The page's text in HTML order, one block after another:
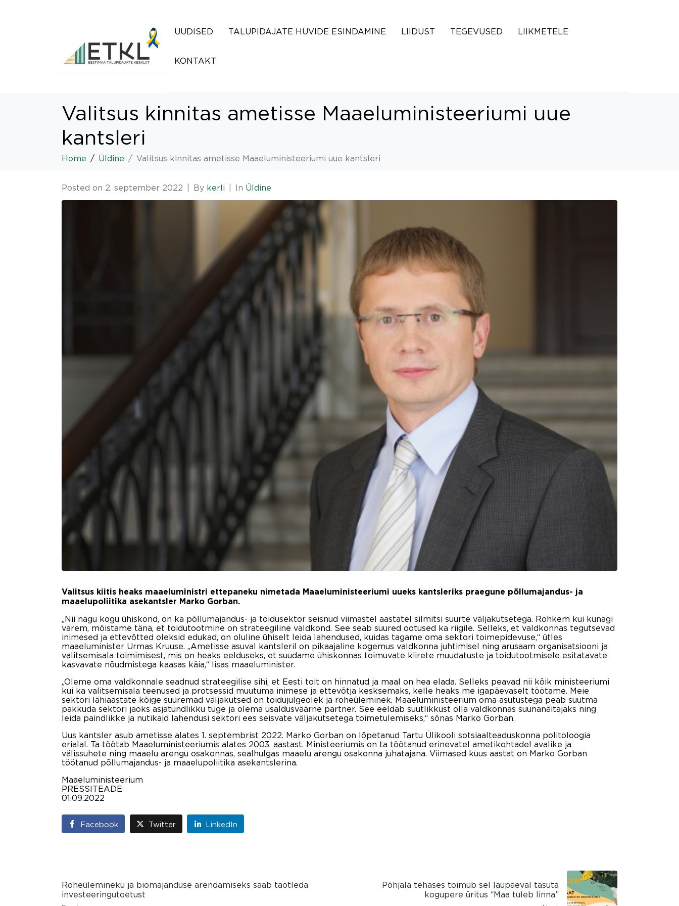
UUDISED TALUPIDAJATE HUVIDE ESINDAMINE LIIDUST TEGEVUSED LIIKMETELE
KONTAKT
Valitsus kinnitas ametisse Maaeluministeeriumi uue
kantsleri
Home Üldine Valitsus kinnitas ametisse Maaeluministeeriumi uue kantsleri
Posted on 2. september 2022 By kerli In Üldine
Valitsus kiitis heaks maaeluministri ettepaneku nimetada Maaeluministeeriumi uueks kantsleriks praegune põllumajandus- ja
maaelupoliitika asekantsler Marko Gorban.
„Nii nagu kogu ühiskond, on ka põllumajandus- ja toidusektor seisnud viimastel aastatel silmitsi suurte väljakutsetega. Rohkem kui kunagi
varem, mõistame täna, et toidutootmine on strateegiline valdkond. See seab suured ootused ka riigile. Selleks, et valdkonnas tegutsevad
inimesed ja ettevõtted oleksid edukad, on oluline ühiselt leida lahendused, kuidas tagame oma sektori toimepidevuse,“ ütles
maaeluminister Urmas Kruuse. „Ametisse asuval kantsleril on pikaajaline kogemus valdkonna juhtimisel ning arusaam organisatsiooni ja
valitsemisala toimimisest, mis on heaks eelduseks, et suudame ühiskonnas toimuvate kiirete muudatuste ja toidutootmisele esitatavate
kasvavate nõudmistega kaasas käia,“ lisas maaeluminister.
„Oleme oma valdkonnale seadnud strateegilise sihi, et Eesti toit on hinnatud ja maal on hea elada. Selleks peavad nii kõik ministeeriumi
kui ka valitsemisala teenused ja protsessid muutuma inimese ja ettevõtja kesksemaks, kelle heaks me igapäevaselt töötame. Meie
sektori lähiaastate kõige suuremad väljakutsed on toidujulgeolek ja roheüleminek. Maaeluministeerium oma asutustega peab suutma
pakkuda sektori jaoks asjatundlikku tuge ja olema usaldusväärne partner. See eeldab suutlikkust olla valdkonnas suunanäitajaks ning
leida paindlikke ja nutikaid lahendusi sektori ees seisvate väljakutsetega toimetulemiseks,“ sõnas Marko Gorban.
Uus kantsler asub ametisse alates 1. septembrist 2022. Marko Gorban on lõpetanud Tartu Ülikooli sotsiaalteaduskonna politoloogia
erialal. Ta töötab Maaeluministeeriumis alates 2003. aastast. Ministeeriumis on ta töötanud erinevatel ametikohtadel avalike ja
välissuhete ning maaelu arengu osakonnas, sealhulgas maaelu arengu osakonna juhatajana. Viimased kuus aastat on Marko Gorban
töötanud põllumajandus- ja maaelupoliitika asekantslerina.
Maaeluministeerium
PRESSITEADE
01.09.2022
Facebook Twitter LinkedIn
Roheülemineku ja biomajanduse arendamiseks saab taotleda
investeeringutoetust
Põhjala tehases toimub sel laupäeval tasuta
kogupere üritus “Maa tuleb linna”